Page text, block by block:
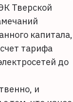
Тверской
капитала,
тарифа
до
и